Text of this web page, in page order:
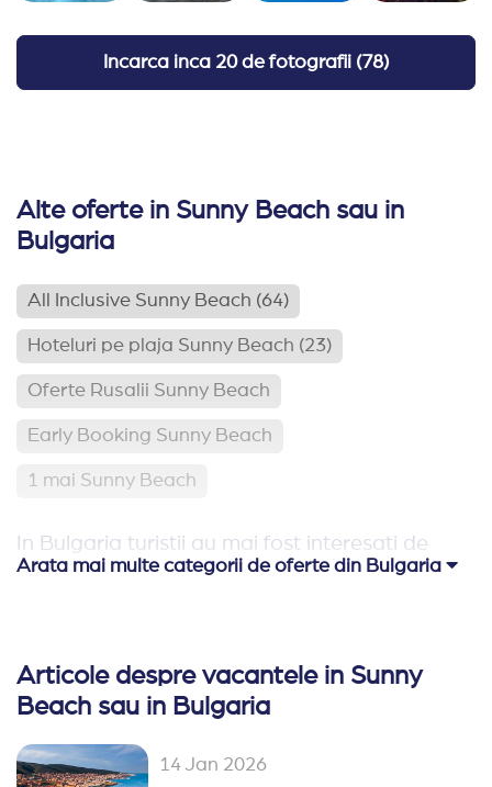
Incarca inca 20 de fotografii (78)
Alte oferte in Sunny Beach sau in
Bulgaria
All Inclusive Sunny Beach (64)
Hoteluri pe plaja Sunny Beach (23)
Oferte Rusalii Sunny Beach
Early Booking Sunny Beach
1 mai Sunny Beach
In Bulgaria turistii au mai fost interesati de
Hoteluri aproape de Romania (62)
Hoteluri family club Bulgaria
Oferte Rusalii Bulgaria
Arata mai multe categorii de oferte din Bulgaria
Articole despre vacantele in Sunny
Beach sau in Bulgaria
14 Jan 2026